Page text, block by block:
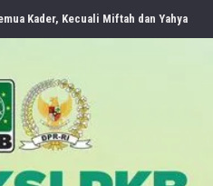
Perubahan Aturan Main demi